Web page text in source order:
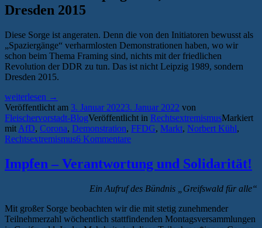
Dresden 2015
Diese Sorge ist angeraten. Denn die von den Initiatoren bewusst als
„Spaziergänge“ verharmlosten Demonstrationen haben, wo wir
schon beim Thema Framing sind, nichts mit der friedlichen
Revolution der DDR zu tun. Das ist nicht Leipzig 1989, sondern
Dresden 2015.
„Mehr
Protest
gegen
Corona-
Proteste!“
weiterlesen →
Veröffentlicht am 3. Januar 20223. Januar 2022 von
Fleischervorstadt-BlogVeröffentlicht in RechtsextremismusMarkiert
mit AfD, Corona, Demonstration, FFDG, Markt, Norbert Kühl,
Rechtsextremismus6 Kommentare
Impfen – Verantwortung und Solidarität!
Ein Aufruf des Bündnis „Greifswald für alle“
Mit großer Sorge beobachten wir die mit stetig zunehmender
Teilnehmerzahl wöchentlich stattfindenden Montagsversammlungen